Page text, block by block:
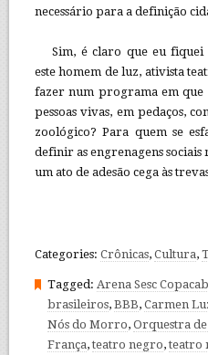
necessário para a definição
Sim, é claro que eu
este homem de luz, ativista
fazer num programa em que
pessoas vivas, em pedaços,
zoológico? Para quem se
definir as engrenagens sociais
um ato de adesão cega às
Categories: Crônicas, Cultura,
Tagged: Arena Sesc
brasileiros, BBB, Carmen
Nós do Morro, Orquestra
França,teatro negro,teatro